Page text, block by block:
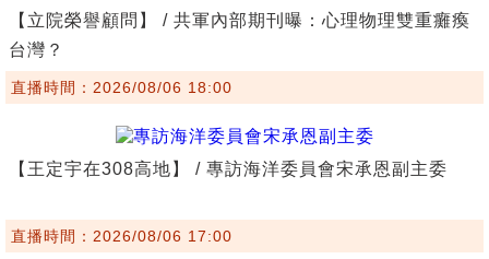
【立院榮譽顧問】 / 共軍內部期刊曝：心理物理雙重癱瘓
台灣？
直播時間：2026/08/06 18:00
【王定宇在308高地】 / 專訪海洋委員會宋承恩副主委
直播時間：2026/08/06 17:00